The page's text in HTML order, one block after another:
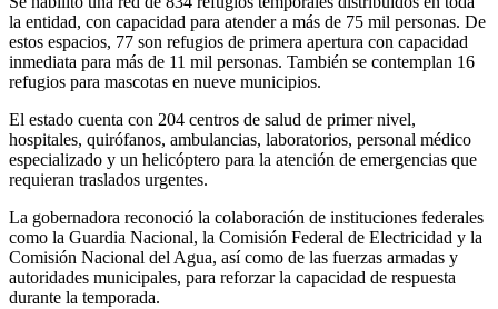
la entidad, con capacidad para atender a más de 75 mil personas. De
estos espacios, 77 son refugios de primera apertura con capacidad
inmediata para más de 11 mil personas. También se contemplan 16
refugios para mascotas en nueve municipios.
El estado cuenta con 204 centros de salud de primer nivel,
hospitales, quirófanos, ambulancias, laboratorios, personal médico
especializado y un helicóptero para la atención de emergencias que
requieran traslados urgentes.
La gobernadora reconoció la colaboración de instituciones federales
como la Guardia Nacional, la Comisión Federal de Electricidad y la
Comisión Nacional del Agua, así como de las fuerzas armadas y
autoridades municipales, para reforzar la capacidad de respuesta
durante la temporada.